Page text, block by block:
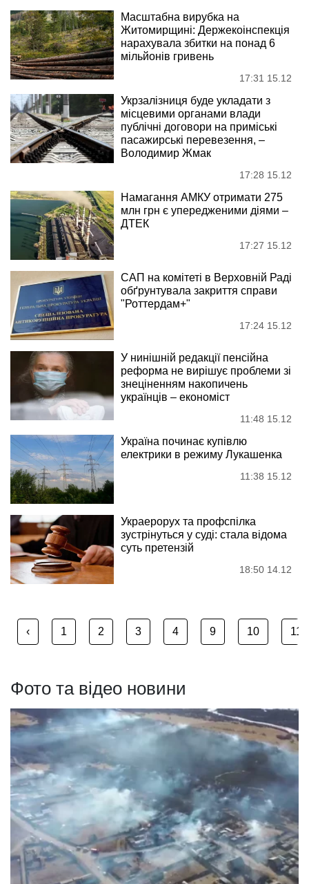
Масштабна вирубка на
Житомирщині: Держекоінспекція
нарахувала збитки на понад 6
мільйонів гривень
17:31 15.12
Укрзалізниця буде укладати з
місцевими органами влади
публічні договори на приміські
пасажирські перевезення, –
Володимир Жмак
17:28 15.12
Намагання АМКУ отримати 275
млн грн є упередженими діями –
ДТЕК
17:27 15.12
САП на комітеті в Верховній Раді
обґрунтувала закриття справи
"Роттердам+"
17:24 15.12
У нинішній редакції пенсійна
реформа не вирішує проблеми зі
знеціненням накопичень
українців – економіст
11:48 15.12
Україна починає купівлю
електрики в режиму Лукашенка
11:38 15.12
Украерорух та профспілка
зустрінуться у суді: стала відома
суть претензій
18:50 14.12
‹ 1 2 3 4 9 10 11
Фото та відео новини